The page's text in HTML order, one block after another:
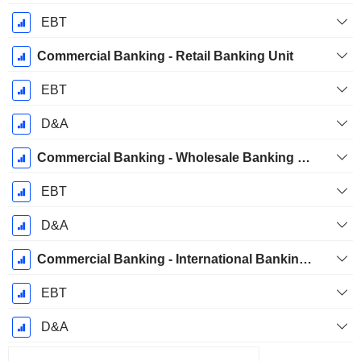
EBT
Commercial Banking - Retail Banking Unit
EBT
D&A
Commercial Banking - Wholesale Banking Unit
EBT
D&A
Commercial Banking - International Banking Unit
EBT
D&A